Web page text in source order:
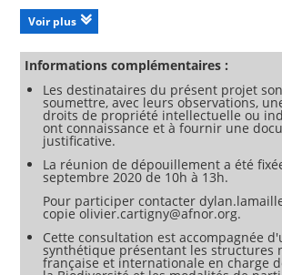
avantages liés à cette utilisation et
traditionnels associés) dans les activités
de manière pertinente ;
- réduire l'empreinte biodiversité des
- réintégrer leurs activités dans les
écosystèmes ;
- garantir la qualité et le suivi de leurs
faveur de la biodiversité ;
- permettre aux organisations de valoriser
par des mécanismes de reconnaissance.
Résumé :
Le présent document propose une
criblage systématique des enjeux de
d'impacts, d'établissement de stratégies
en œuvre, d’évaluation et d’amélioration
Voir plus
Informations complémentaires :
Les destinataires du présent projet
soumettre, avec leurs observations,
droits de propriété intellectuelle ou
ont connaissance et à fournir une
justificative.
La réunion de dépouillement a été
septembre 2020 de 10h à 13h.
Pour participer contacter
copie olivier.cartigny@afnor.org.
Cette consultation est accompagnée
synthétique présentant les structures
française et internationale en charge